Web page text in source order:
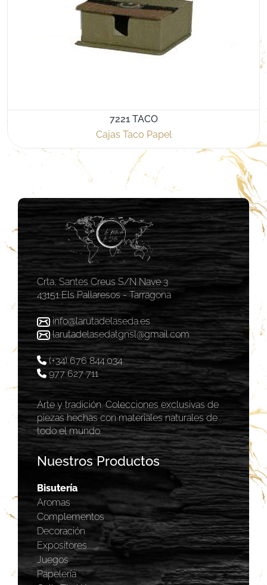
7221 TACO
Cajas Taco Papel
Crta, Santes Creus S/N Nave 3
43151 Els Pallaresos - Tarragona
info@larutadelaseda.es
larutadelasedatgnsl@gmail.com
(+34) 676 844 034
977 627 711
Arte y tradición. Colecciones exclusivas de
piezas hechas con materiales naturales de
todo el mundo.
Nuestros Productos
Bisutería
Aromas
Complementos
Decoración
Expositores
Juegos
Papelería